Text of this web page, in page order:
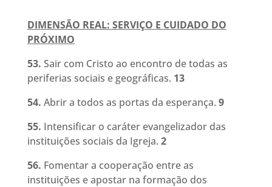
DIMENSÃO REAL: SERVIÇO E CUIDADO DO
PRÓXIMO
53. Sair com Cristo ao encontro de todas as
periferias sociais e geográficas. 13
54. Abrir a todos as portas da esperança. 9
55. Intensificar o caráter evangelizador das
instituições sociais da Igreja. 2
56. Fomentar a cooperação entre as
instituições e apostar na formação dos